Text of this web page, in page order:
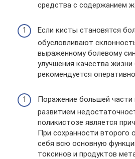
средства с содержанием
Если кисты становятся
обусловливают
выраженному болевому
улучшения качества жизни
рекомендуется
Поражение большей части
развитием
поликистозе является
При сохранности второго
себя всю основную
токсинов и продуктов